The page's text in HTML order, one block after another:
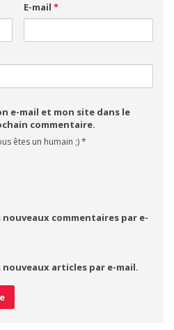
E-mail *
e-mail et mon site dans le
commentaire.
êtes un humain ;)*
commentaires par e-
articles par e-mail.